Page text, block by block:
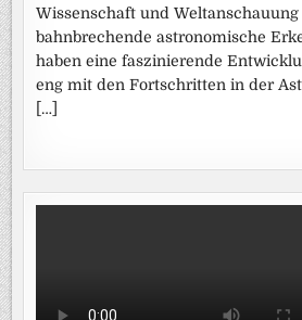
Wissenschaft und
bahnbrechende astronomische
haben eine faszinierende
eng mit den Fortschritten in der
[…]